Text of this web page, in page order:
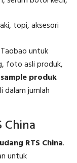
topi, aksesori
untuk
foto asli produk,
sample produk
dalam jumlah
China
RTS China.
untuk